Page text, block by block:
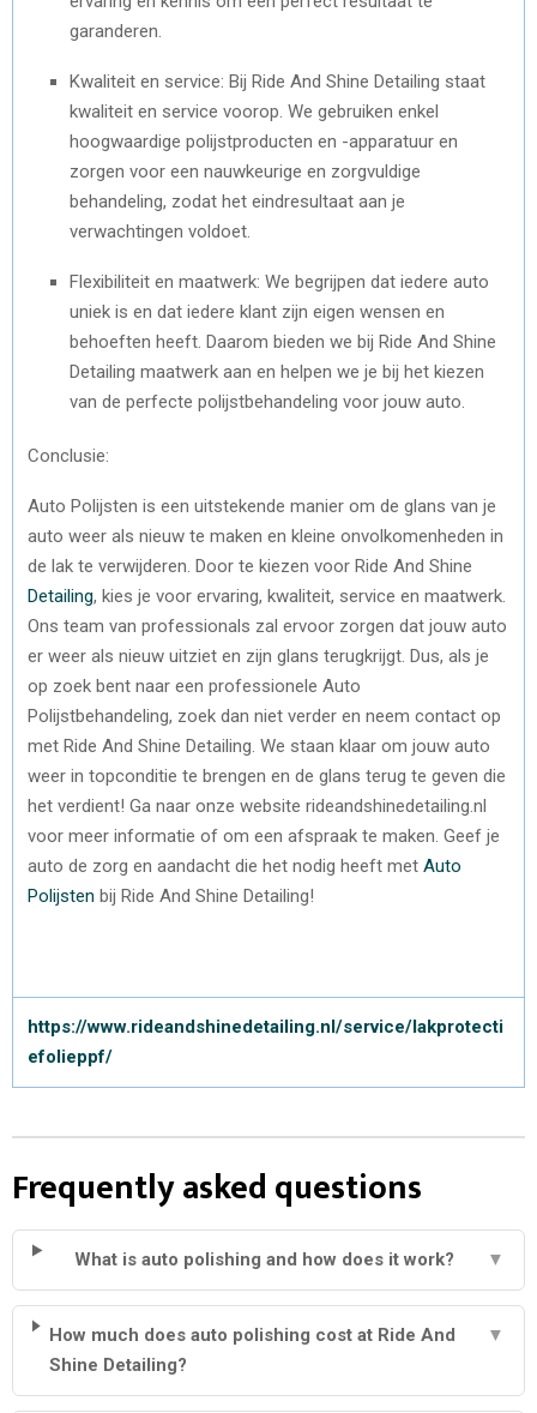
garanderen.
Kwaliteit en service: Bij Ride And Shine Detailing staat
kwaliteit en service voorop. We gebruiken enkel
hoogwaardige polijstproducten en -apparatuur en
zorgen voor een nauwkeurige en zorgvuldige
behandeling, zodat het eindresultaat aan je
verwachtingen voldoet.
Flexibiliteit en maatwerk: We begrijpen dat iedere auto
uniek is en dat iedere klant zijn eigen wensen en
behoeften heeft. Daarom bieden we bij Ride And Shine
Detailing maatwerk aan en helpen we je bij het kiezen
van de perfecte polijstbehandeling voor jouw auto.
Conclusie:
Auto Polijsten is een uitstekende manier om de glans van je
auto weer als nieuw te maken en kleine onvolkomenheden in
de lak te verwijderen. Door te kiezen voor Ride And Shine
Detailing, kies je voor ervaring, kwaliteit, service en maatwerk.
Ons team van professionals zal ervoor zorgen dat jouw auto
er weer als nieuw uitziet en zijn glans terugkrijgt. Dus, als je
op zoek bent naar een professionele Auto
Polijstbehandeling, zoek dan niet verder en neem contact op
met Ride And Shine Detailing. We staan klaar om jouw auto
weer in topconditie te brengen en de glans terug te geven die
het verdient! Ga naar onze website rideandshinedetailing.nl
voor meer informatie of om een afspraak te maken. Geef je
auto de zorg en aandacht die het nodig heeft met Auto
Polijsten bij Ride And Shine Detailing!
https://www.rideandshinedetailing.nl/service/lakprotecti
efolieppf/
Frequently asked questions
What is auto polishing and how does it work? ▼
How much does auto polishing cost at Ride And
Shine Detailing?
▼